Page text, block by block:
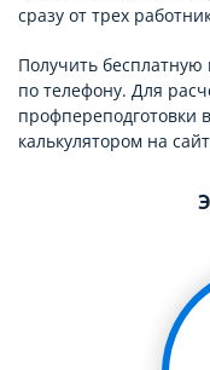
сразу от трех
Получить
по телефону. Для
профпереподготовки
калькулятором на